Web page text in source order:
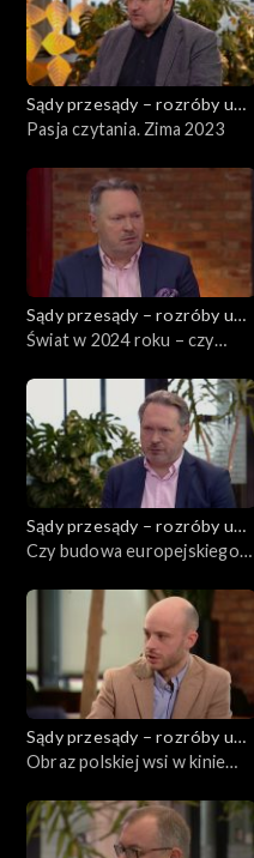
Sądy przesądy – rozróby u
Kuby
Pasja czytania. Zima 2023
Sądy przesądy – rozróby u
Kuby
Świat w 2024 roku – czy
nowego porządku?
Sądy przesądy – rozróby u
Kuby
Czy budowa europejskiego
stanowić korzystną z punktu
widzenia polskiej racji stanu
opcję realną?
Sądy przesądy – rozróby u
Kuby
Obraz polskiej wsi w kinie